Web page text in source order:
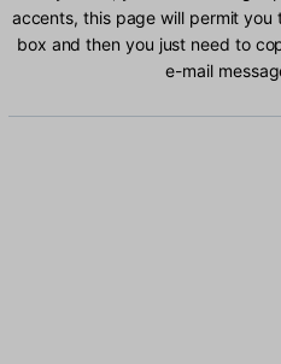
accents, this page will permit
box and then you just need to
e-mail